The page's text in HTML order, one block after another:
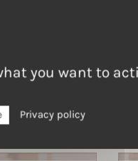
you want to
Privacy policy